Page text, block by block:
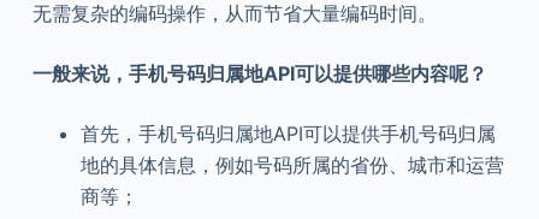
无需复杂的编码操作，从而节省大量编码时间。
一般来说，手机号码归属地API可以提供哪些内容呢？
首先，手机号码归属地API可以提供手机号码归属
地的具体信息，例如号码所属的省份、城市和运营
商等；